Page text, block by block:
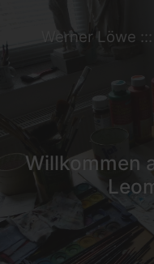
Werner Löwe
Willkommen